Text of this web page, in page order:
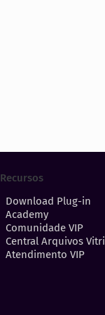
Recursos
Download Plug-in
Academy
Comunidade VIP
Central Arquivos
Atendimento VIP